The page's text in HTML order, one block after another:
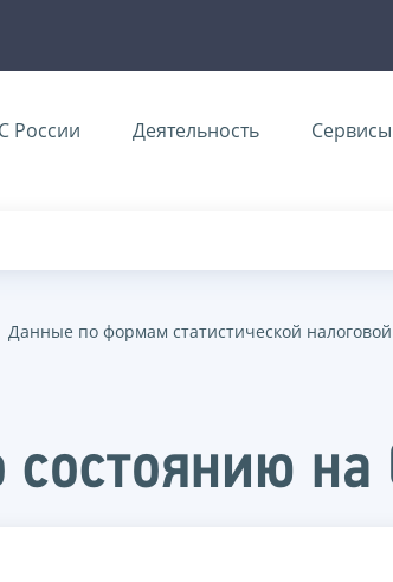
России Деятельность Сервисы
Данные по формам статистической
на